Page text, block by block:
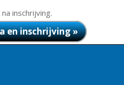
inschrijving.
en inschrijving »